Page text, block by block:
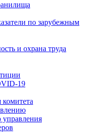
по зарубежным
и охрана труда
управления